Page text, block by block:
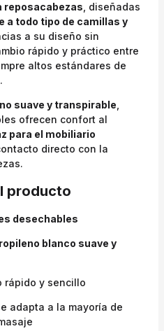
reposacabezas, diseñadas
a todo tipo de camillas y
a su diseño sin
rápido y práctico entre
altos estándares de
.
suave y transpirable,
ofrecen confort al
para el mobiliario
directo con la
producto
desechables
blanco suave y
rápido y sencillo
adapta a la mayoría de